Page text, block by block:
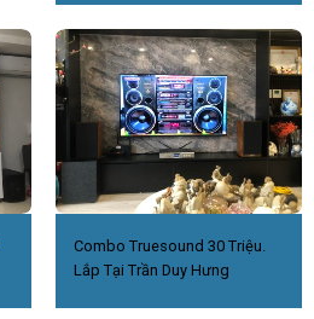
Combo Truesound 30 Triệu.
Lắp Tại Trần Duy Hưng